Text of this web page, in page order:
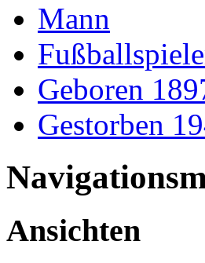
Mann
Geboren
Gestorben
Ansichten